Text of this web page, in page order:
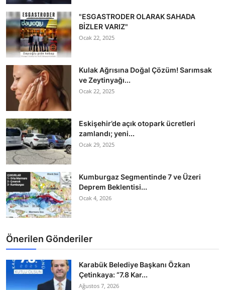
"ESGASTRODER OLARAK SAHADA
BİZLER VARIZ"
Ocak 22, 2025
Kulak Ağrısına Doğal Çözüm! Sarımsak
ve Zeytinyağı...
Ocak 22, 2025
Eskişehir’de açık otopark ücretleri
zamlandı; yeni...
Ocak 29, 2025
Kumburgaz Segmentinde 7 ve Üzeri
Deprem Beklentisi...
Ocak 4, 2026
Önerilen Gönderiler
Karabük Belediye Başkanı Özkan
Çetinkaya: “7.8 Kar...
Ağustos 7, 2026